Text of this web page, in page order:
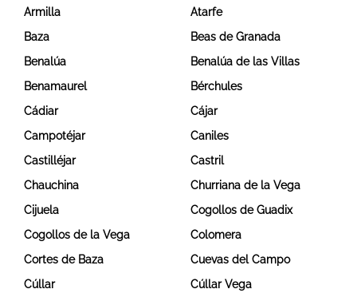
Armilla
Atarfe
Baza
Beas de Granada
Benalúa
Benalúa de las Villas
Benamaurel
Bérchules
Cádiar
Cájar
Campotéjar
Caniles
Castilléjar
Castril
Chauchina
Churriana de la Vega
Cijuela
Cogollos de Guadix
Cogollos de la Vega
Colomera
Cortes de Baza
Cuevas del Campo
Cúllar
Cúllar Vega